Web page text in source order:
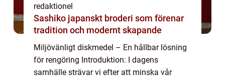
redaktionel
Sashiko japanskt broderi som förenar
tradition och modernt skapande
Miljövänligt diskmedel – En hållbar lösning
för rengöring Introduktion: I dagens
samhälle strävar vi efter att minska vår